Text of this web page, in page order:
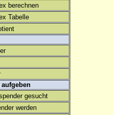
berechnen
Tabelle
aufgeben
gesucht
werden